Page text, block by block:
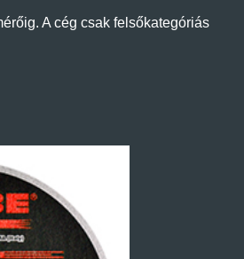
A cég csak felsőkategóriás